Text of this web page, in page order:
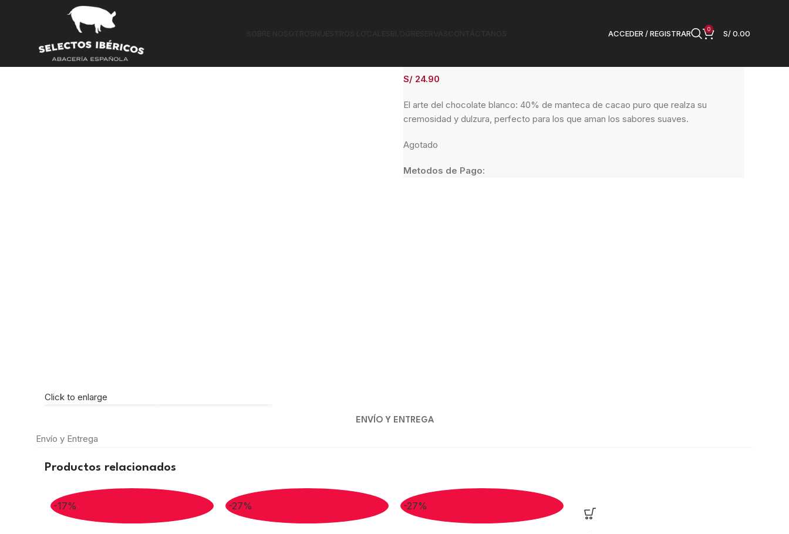
ACCEDER / REGISTRAR 0 S/0.00
PROMOS🏷️
Agotado
Click to enlarge
S/ 24.90
El arte del chocolate blanco: 40% de manteca de cacao puro que realza su
cremosidad y dulzura, perfecto para los que aman los sabores suaves.
Agotado
Metodos de Pago:
ENVÍO Y ENTREGA
Envío y Entrega
Productos relacionados
-17% -27% -27%